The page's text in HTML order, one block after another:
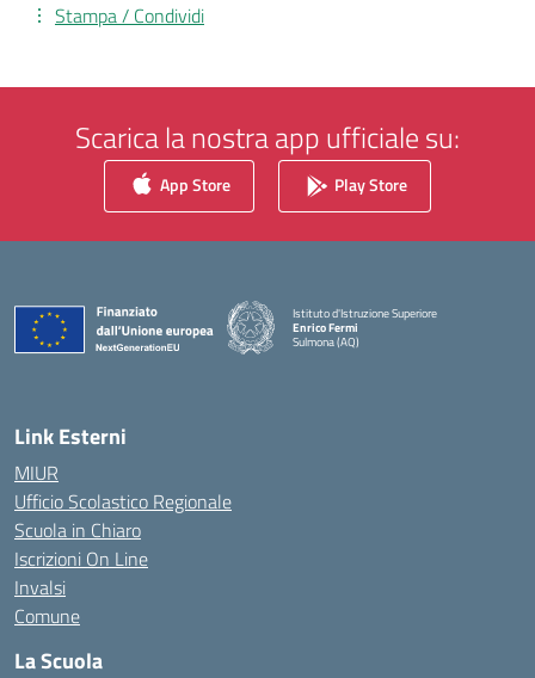
Stampa / Condividi
Scarica la nostra app ufficiale su:
App Store Play Store
Istituto d'Istruzione Superiore
Enrico Fermi
Sulmona (AQ)
— Visita la pagina iniziale della scuola
Link Esterni
MIUR
Ufficio Scolastico Regionale
Scuola in Chiaro
Iscrizioni On Line
Invalsi
Comune
La Scuola